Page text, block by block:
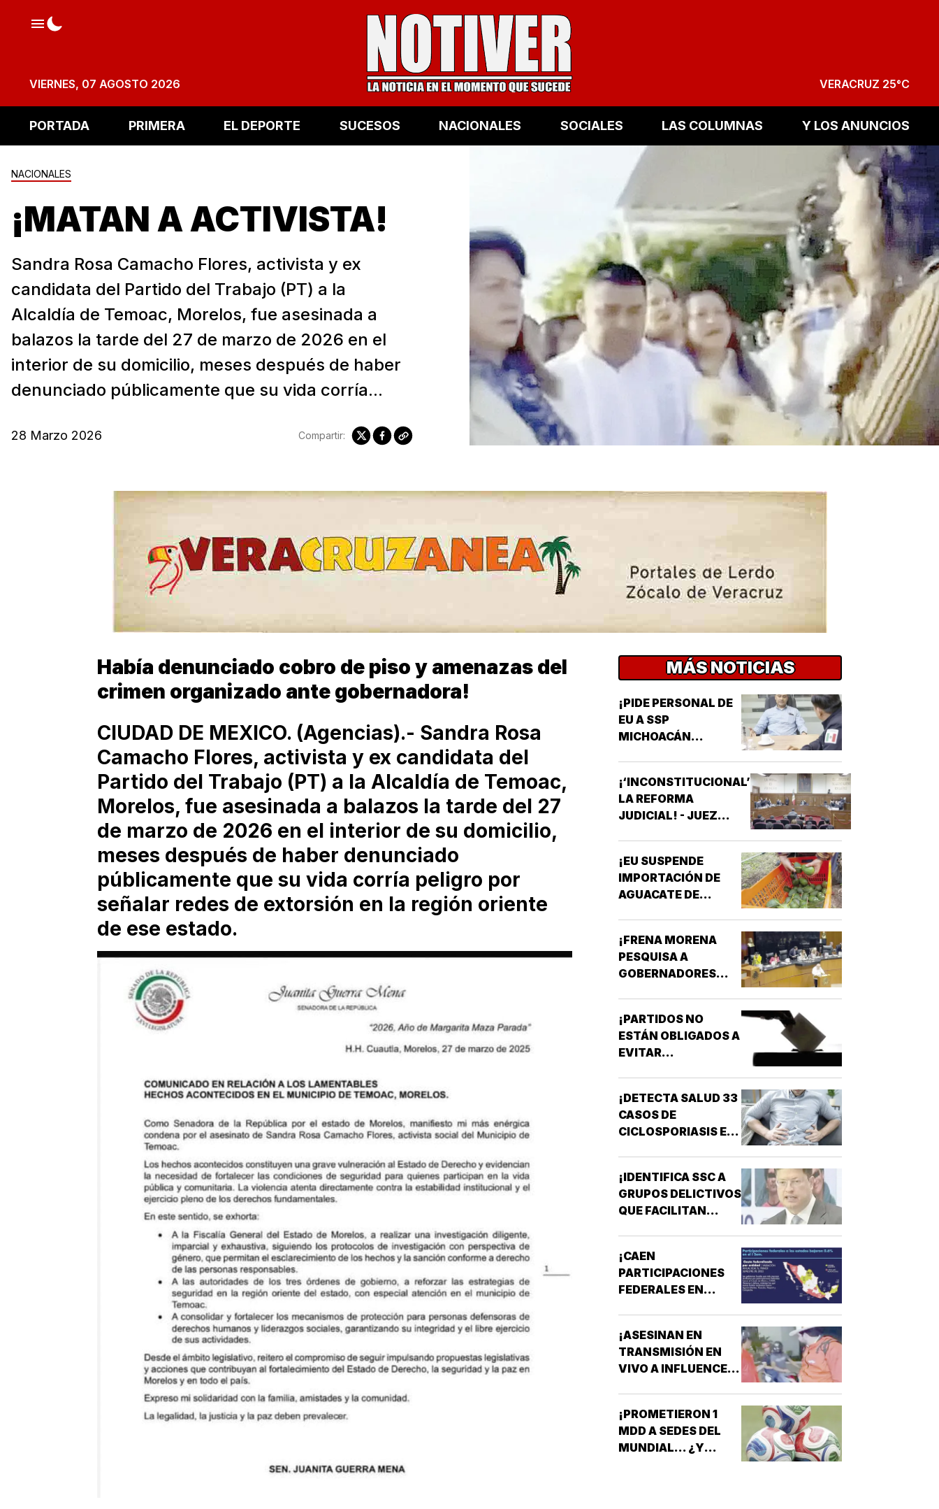
VIERNES, 07 AGOSTO 2026 VERACRUZ 25°C
PORTADA PRIMERA EL DEPORTE SUCESOS NACIONALES SOCIALES LAS COLUMNAS Y LOS ANUNCIOS
NACIONALES
¡MATAN A ACTIVISTA!
Sandra Rosa Camacho Flores, activista y ex
candidata del Partido del Trabajo (PT) a la
Alcaldía de Temoac, Morelos, fue asesinada a
balazos la tarde del 27 de marzo de 2026 en el
interior de su domicilio, meses después de haber
denunciado públicamente que su vida corría...
28 Marzo 2026 Compartir:
Había denunciado cobro de piso y amenazas del
crimen organizado ante gobernadora!
CIUDAD DE MEXICO. (Agencias).- Sandra Rosa
Camacho Flores, activista y ex candidata del
Partido del Trabajo (PT) a la Alcaldía de Temoac,
Morelos, fue asesinada a balazos la tarde del 27
de marzo de 2026 en el interior de su domicilio,
meses después de haber denunciado
públicamente que su vida corría peligro por
señalar redes de extorsión en la región oriente
de ese estado.
MÁS NOTICIAS
¡PIDE PERSONAL DE
EU A SSP
MICHOACÁN
¡‘INCONSTITUCIONAL’
LA REFORMA
JUDICIAL! - JUEZ
¡EU SUSPENDE
IMPORTACIÓN DE
AGUACATE DE
¡FRENA MORENA
PESQUISA A
GOBERNADORES
¡PARTIDOS NO
ESTÁN OBLIGADOS A
EVITAR
¡DETECTA SALUD 33
CASOS DE
CICLOSPORIASIS EN
¡IDENTIFICA SSC A
GRUPOS DELICTIVOS
QUE FACILITAN
¡CAEN
PARTICIPACIONES
FEDERALES EN
¡ASESINAN EN
TRANSMISIÓN EN
VIVO A INFLUENCER
¡PROMETIERON 1
MDD A SEDES DEL
MUNDIAL... ¿Y